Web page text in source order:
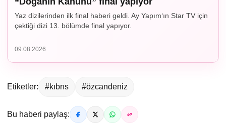
Yaz dizilerinden ilk final haberi geldi. Ay Yapım‘ın Star TV için
çektiği dizi 13. bölümde final yapıyor.
09.08.2026
Etiketler: #kıbrıs #özcandeniz
Bu haberi paylaş: